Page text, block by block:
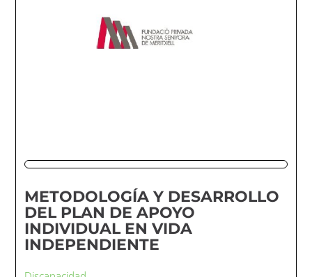
METODOLOGÍA Y DESARROLLO
DEL PLAN DE APOYO
INDIVIDUAL EN VIDA
INDEPENDIENTE